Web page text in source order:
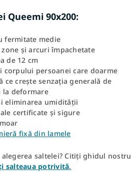
Queemi 90x200:
fermitate medie
și arcuri împachetate
de 12 cm
corpului persoanei care doarme
crește senzația generală de
la deformare
eliminarea umidității
certificate și sigure
fixă din lamele
saltelei? Citiți ghidul nostru
salteaua potrivită.